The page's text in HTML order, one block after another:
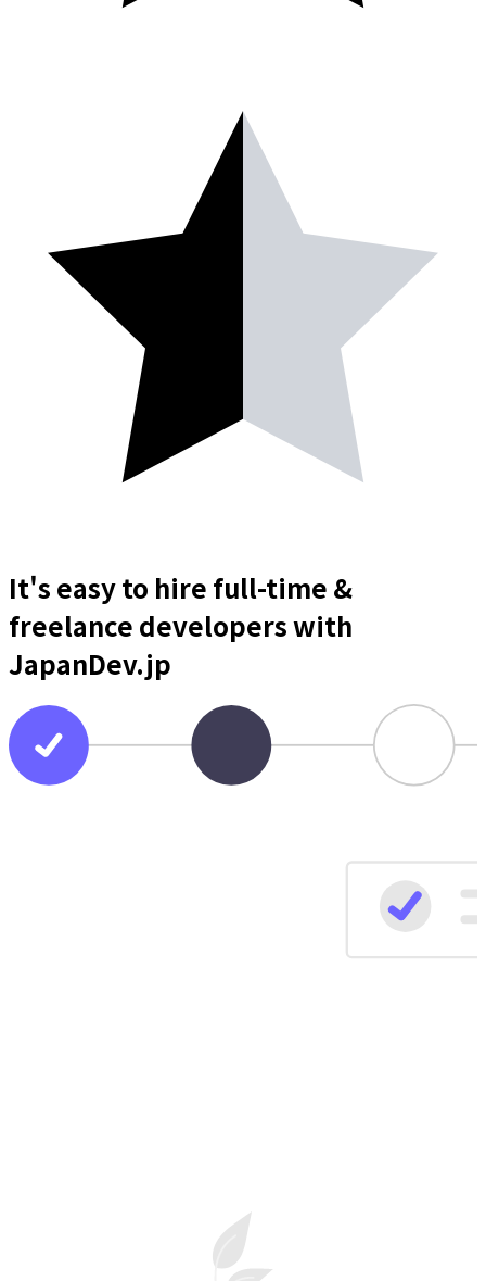
It's easy to hire full-time &
freelance developerswith
JapanDev.jp